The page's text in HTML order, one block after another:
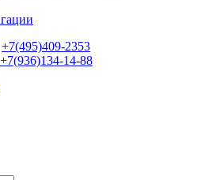
+7(495)409-2353
+7(936)134-14-88